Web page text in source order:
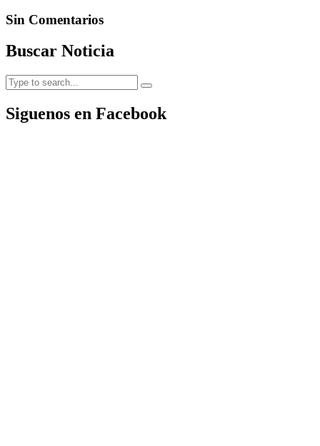
Sin Comentarios
Buscar Noticia
Siguenos en Facebook